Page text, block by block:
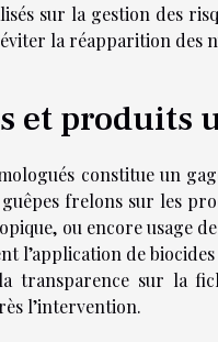
sur la gestion des
la réapparition des
et produits
constitue un
frelons sur les
ou encore usage
l’application de
transparence sur la
l’intervention.